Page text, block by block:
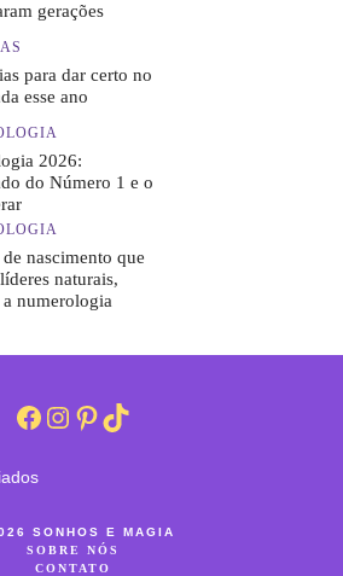
gerações
para dar certo no
esse ano
2026:
do Número 1 e o
de nascimento que
naturais,
numerologia
Facebook
Instagram
Pinterest
TikTok
SONHOS E MAGIA
SOBRE NÓS
CONTATO